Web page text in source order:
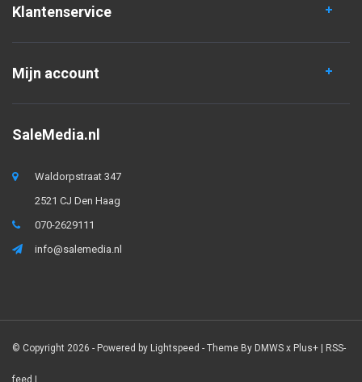
Klantenservice
Mijn account
SaleMedia.nl
Waldorpstraat 347
2521 CJ Den Haag
070-2629111
info@salemedia.nl
© Copyright 2026 - Powered by Lightspeed - Theme By DMWS x Plus+ | RSS-
feed |